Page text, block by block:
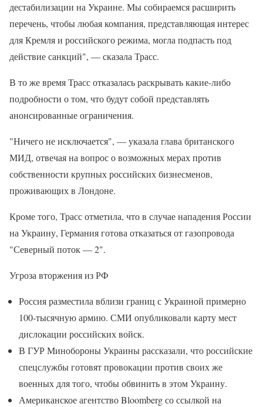
дестабилизации на Украине. Мы собираемся расширить
перечень, чтобы любая компания, представляющая интерес
для Кремля и российского режима, могла подпасть под
действие санкций", — сказала Трасс.
В то же время Трасс отказалась раскрывать какие-либо
подробности о том, что будут собой представлять
анонсированные ограничения.
"Ничего не исключается", — указала глава британского
МИД, отвечая на вопрос о возможных мерах против
собственности крупных российских бизнесменов,
проживающих в Лондоне.
Кроме того, Трасс отметила, что в случае нападения России
на Украину, Германия готова отказаться от газопровода
"Северный поток — 2".
Угроза вторжения из РФ
Россия разместила вблизи границ с Украиной примерно
100-тысячную армию. СМИ опубликовали карту мест
дислокации российских войск.
В ГУР Минобороны Украины рассказали, что российские
спецслужбы готовят провокации против своих же
военных для того, чтобы обвинить в этом Украину.
Американское агентство Bloomberg со ссылкой на